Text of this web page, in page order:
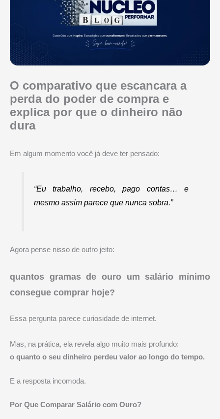
O comparativo que escancara a
perda do poder de compra e
explica por que o dinheiro não
dura
Em algum momento você já deve ter pensado:
“Eu trabalho, recebo, pago contas… e
mesmo assim parece que nunca sobra.”
Agora pense nisso de outro jeito:
quantos gramas de ouro um salário mínimo
consegue comprar hoje?
Essa pergunta parece curiosidade de internet.
Mas, na prática, ela revela algo muito mais profundo:
o quanto o seu dinheiro perdeu valor ao longo do tempo.
E a resposta incomoda.
Por Que Comparar Salário com Ouro?